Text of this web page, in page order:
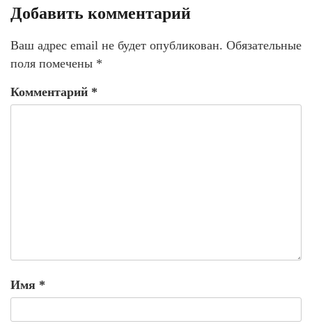
Добавить комментарий
Ваш адрес email не будет опубликован. Обязательные
поля помечены *
Комментарий *
Имя *